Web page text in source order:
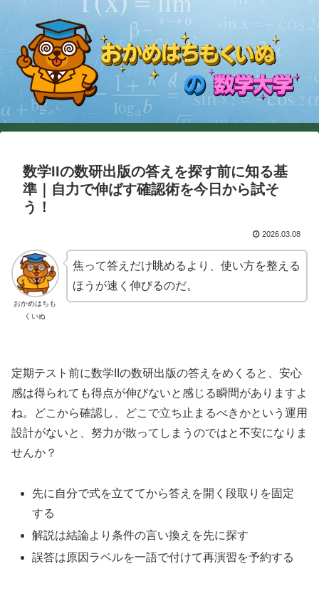
数学IIの数研出版の答えを探す前に知る基
準｜自力で伸ばす確認術を今日から試そ
う！
2026.03.08
おかめはちも
くいぬ
焦って答えだけ眺めるより、使い方を整える
ほうが速く伸びるのだ。
定期テスト前に数学IIの数研出版の答えをめくると、安心
感は得られても得点が伸びないと感じる瞬間がありますよ
ね。どこから確認し、どこで立ち止まるべきかという運用
設計がないと、努力が散ってしまうのではと不安になりま
せんか？
先に自分で式を立ててから答えを開く段取りを固定
する
解説は結論より条件の言い換えを先に探す
誤答は原因ラベルを一語で付けて再演習を予約する